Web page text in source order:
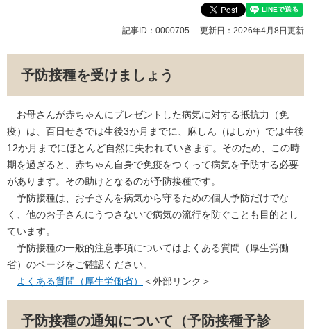
記事ID：0000705 更新日：2026年4月8日更新
予防接種を受けましょう
お母さんが赤ちゃんにプレゼントした病気に対する抵抗力（免
疫）は、百日せきでは生後3か月までに、麻しん（はしか）では生後
12か月までにほとんど自然に失われていきます。そのため、この時
期を過ぎると、赤ちゃん自身で免疫をつくって病気を予防する必要
があります。その助けとなるのが予防接種です。
予防接種は、お子さんを病気から守るための個人予防だけでな
く、他のお子さんにうつさないで病気の流行を防ぐことも目的とし
ています。
予防接種の一般的注意事項についてはよくある質問（厚生労働
省）のページをご確認ください。
よくある質問（厚生労働省）
＜外部リンク＞
予防接種の通知について（予防接種予診